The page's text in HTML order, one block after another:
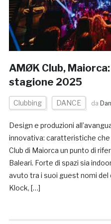
AMØK Club,
stagione 2025
Clubbing DANCE da
Design e produzioni
innovativa: caratteristiche che
Club di Maiorca un punto di
Baleari. Forte di spazi sia
avuto tra i suoi guest nomi del
Klock, […]